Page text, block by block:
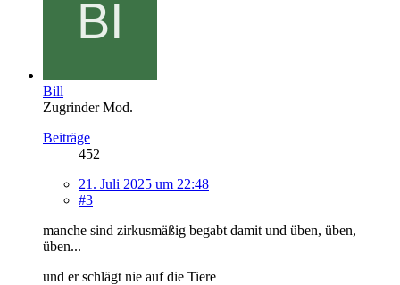
Bill
Zugrinder Mod.
Beiträge
452
21. Juli 2025 um 22:48
#3
manche sind zirkusmäßig begabt damit und üben, üben,
üben...
und er schlägt nie auf die Tiere